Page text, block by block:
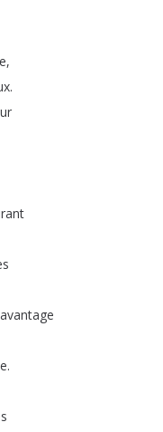
,
.
.